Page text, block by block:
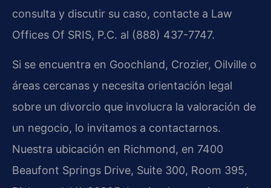
consulta y discutir su caso, contacte a Law
Offices Of SRIS, P.C. al (888) 437-7747.
Si se encuentra en Goochland, Crozier, Oilville o
áreas cercanas y necesita orientación legal
sobre un divorcio que involucra la valoración de
un negocio, lo invitamos a contactarnos.
Nuestra ubicación en Richmond, en 7400
Beaufont Springs Drive, Suite 300, Room 395,